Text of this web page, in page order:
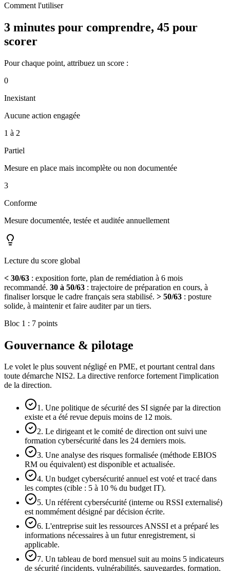
Comment l'utiliser
3 minutes pour comprendre, 45 pour
scorer
Pour chaque point, attribuez un score :
0
Inexistant
Aucune action engagée
1 à 2
Partiel
Mesure en place mais incomplète ou non documentée
3
Conforme
Mesure documentée, testée et auditée annuellement
Lecture du score global
< 30/63 : exposition forte, plan de remédiation à 6 mois
recommandé. 30 à 50/63 : trajectoire de préparation en cours, à
finaliser lorsque le cadre français sera stabilisé. > 50/63 : posture
solide, à maintenir et faire auditer par un tiers.
Bloc 1 : 7 points
Gouvernance & pilotage
Le volet le plus souvent négligé en PME, et pourtant central dans
toute démarche NIS2. La directive renforce fortement l'implication
de la direction.
1. Une politique de sécurité des SI signée par la direction
existe et a été revue depuis moins de 12 mois.
2. Le dirigeant et le comité de direction ont suivi une
formation cybersécurité dans les 24 derniers mois.
3. Une analyse des risques formalisée (méthode EBIOS
RM ou équivalent) est disponible et actualisée.
4. Un budget cybersécurité annuel est voté et tracé dans
les comptes (cible : 5 à 10 % du budget IT).
5. Un référent cybersécurité (interne ou RSSI externalisé)
est nommément désigné par décision écrite.
6. L'entreprise suit les ressources ANSSI et a préparé les
informations nécessaires à un futur enregistrement, si
applicable.
7. Un tableau de bord mensuel suit au moins 5 indicateurs
de sécurité (incidents, vulnérabilités, sauvegardes, formation,